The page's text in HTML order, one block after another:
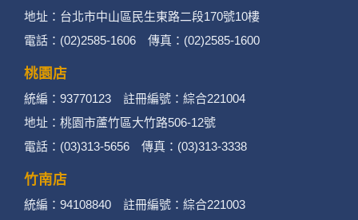
地址：台北市中山區民生東路二段170號10樓
電話：(02)2585-1606 傳真：(02)2585-1600
桃園店
統編：93770123 註冊編號：綜合221004
地址：桃園市蘆竹區大竹路506-12號
電話：(03)313-5656 傳真：(03)313-3338
竹南店
統編：94108840 註冊編號：綜合221003